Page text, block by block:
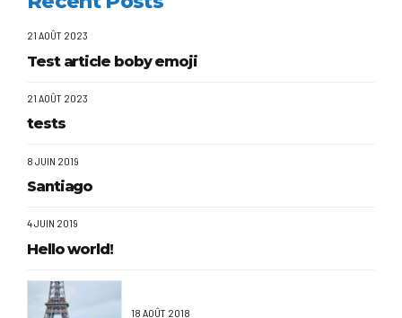
21 AOÛT 2023
Test article boby emoji
21 AOÛT 2023
tests
8 JUIN 2019
Santiago
4 JUIN 2019
Hello world!
18 AOÛT 2018